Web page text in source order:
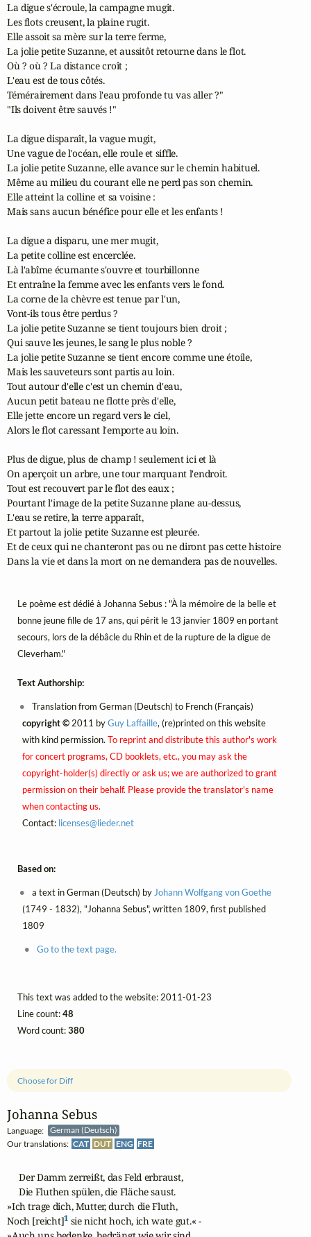
Johanna Sebus
Language:
German (Deutsch)
Our translations: CAT DUT ENG FRE
Choose for Diff
     Der Damm zerreißt, das Feld erbraust,
     Die Fluthen spülen, die Fläche saust.
»Ich trage dich, Mutter, durch die Fluth,
Noch [reicht]1 sie nicht hoch, ich wate gut.« -
La digue s'écroule, la campagne mugit.
Les flots creusent, la plaine rugit.
Elle assoit sa mère sur la terre ferme,
La jolie petite Suzanne, et aussitôt retourne dans le flot.
Où ? où ? La distance croît ;
L'eau est de tous côtés.
Témérairement dans l'eau profonde tu vas aller ?"
"Ils doivent être sauvés !"
La digue disparaît, la vague mugit,
Une vague de l'océan, elle roule et siffle.
La jolie petite Suzanne, elle avance sur le chemin habituel.
Même au milieu du courant elle ne perd pas son chemin.
Elle atteint la colline et sa voisine :
Mais sans aucun bénéfice pour elle et les enfants !
La digue a disparu, une mer mugit,
La petite colline est encerclée.
Là l'abîme écumante s'ouvre et tourbillonne
Et entraîne la femme avec les enfants vers le fond.
La corne de la chèvre est tenue par l'un,
Vont-ils tous être perdus ?
La jolie petite Suzanne se tient toujours bien droit ;
Qui sauve les jeunes, le sang le plus noble ?
La jolie petite Suzanne se tient encore comme une étoile,
Mais les sauveteurs sont partis au loin.
Tout autour d'elle c'est un chemin d'eau,
Aucun petit bateau ne flotte près d'elle,
Elle jette encore un regard vers le ciel,
Alors le flot caressant l'emporte au loin.
Plus de digue, plus de champ ! seulement ici et là
On aperçoit un arbre, une tour marquant l'endroit.
Tout est recouvert par le flot des eaux ;
Pourtant l'image de la petite Suzanne plane au-dessus,
L'eau se retire, la terre apparaît,
Et partout la jolie petite Suzanne est pleurée.
Et de ceux qui ne chanteront pas ou ne diront pas cette histoire
Dans la vie et dans la mort on ne demandera pas de nouvelles.
Le poème est dédié à Johanna Sebus : "À la mémoire de la belle et
bonne jeune fille de 17 ans, qui périt le 13 janvier 1809 en portant
secours, lors de la débâcle du Rhin et de la rupture de la digue de
Cleverham."
Text Authorship:
Translation from German (Deutsch) to French (Français)
copyright ©2011 byGuy Laffaille, (re)printed on this website
with kind permission. To reprint and distribute this author's work
for concert programs, CD booklets, etc., you may ask the
copyright-holder(s) directly or ask us; we are authorized to grant
permission on their behalf. Please provide the translator's name
when contacting us.
Contact: licenses@lieder.net
Based on:
a text in German (Deutsch) byJohann Wolfgang von Goethe
(1749 - 1832), "Johanna Sebus", written 1809, first published
1809
Go to the text page.
This text was added to the website: 2011-01-23
Line count:48
Word count:380